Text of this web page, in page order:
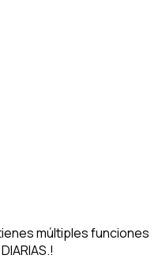
múltiples funciones